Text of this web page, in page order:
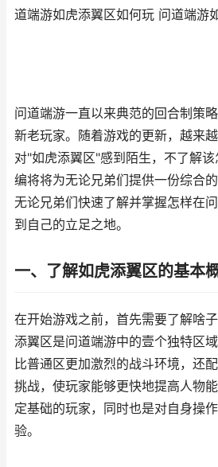
道端游如虎添翼区如何玩 问道端游
问道端游一直以来典范的回合制策
新老玩家。随着游戏的更新，越来
对"如虎添翼区"感到陌生，不了解
编将将为无论兄弟们提供一份综合
无论兄弟们快速了解并掌握怎样在
到自己的立足之地。
一、了解如虎添翼区的基本
在开始游戏之前，首先需要了解啥
添翼区是问道端游中的壹个独特区
比普通区更加激烈的战斗环境，还
挑战，使玩家能够更快地提高人物
定基础的玩家，同时也是对自身操
验。